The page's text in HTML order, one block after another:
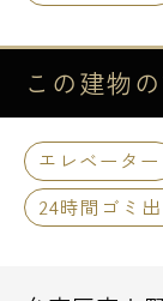
この建物の
エレベーター
24時間ゴミ